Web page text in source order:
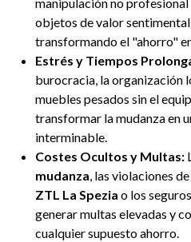
manipulación no
objetos de valor
transformando el "ahorro"
Estrés y Tiempos
burocracia, la organización
muebles pesados sin el
transformar la mudanza en
interminable.
Costes Ocultos y Multas:
mudanza, las violaciones
ZTL La Spezia o los
generar multas elevadas y
cualquier supuesto ahorro.